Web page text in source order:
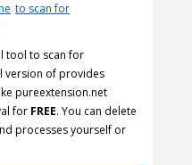
to scan for
tool to scan for
version of provides
pureextension.net
for FREE. You can delete
processes yourself or